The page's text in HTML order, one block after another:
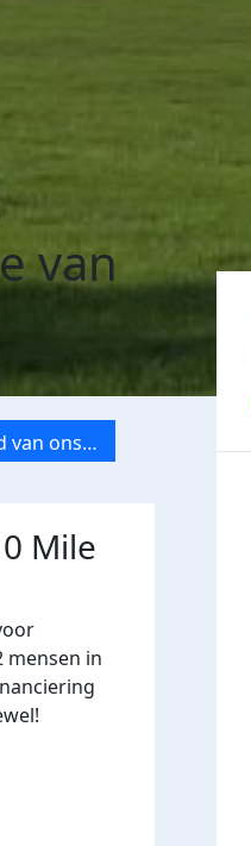
van
van ons
Mile
mensen in